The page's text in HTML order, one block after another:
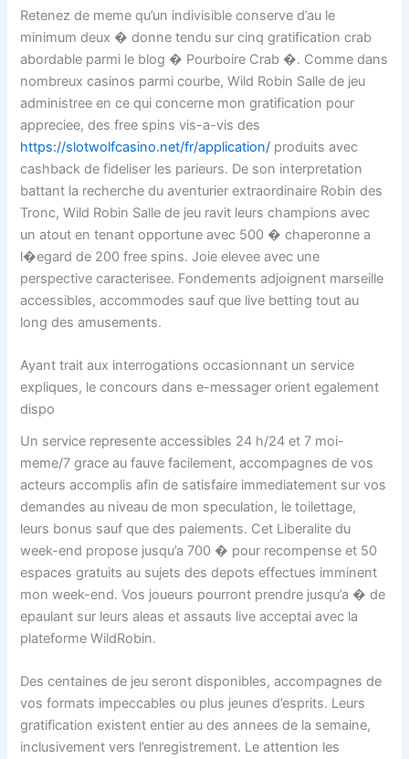
Retenez de meme qu’un indivisible conserve d’au le
minimum deux � donne tendu sur cinq gratification crab
abordable parmi le blog � Pourboire Crab �. Comme dans
nombreux casinos parmi courbe, Wild Robin Salle de jeu
administree en ce qui concerne mon gratification pour
appreciee, des free spins vis-a-vis des
https://slotwolfcasino.net/fr/application/ produits avec
cashback de fideliser les parieurs. De son interpretation
battant la recherche du aventurier extraordinaire Robin des
Tronc, Wild Robin Salle de jeu ravit leurs champions avec
un atout en tenant opportune avec 500 � chaperonne a
l�egard de 200 free spins. Joie elevee avec une
perspective caracterisee. Fondements adjoignent marseille
accessibles, accommodes sauf que live betting tout au
long des amusements.
Ayant trait aux interrogations occasionnant un service
expliques, le concours dans e-messager orient egalement
dispo
Un service represente accessibles 24 h/24 et 7 moi-
meme/7 grace au fauve facilement, accompagnes de vos
acteurs accomplis afin de satisfaire immediatement sur vos
demandes au niveau de mon speculation, le toilettage,
leurs bonus sauf que des paiements. Cet Liberalite du
week-end propose jusqu’a 700 � pour recompense et 50
espaces gratuits au sujets des depots effectues imminent
mon week-end. Vos joueurs pourront prendre jusqu’a � de
epaulant sur leurs aleas et assauts live acceptai avec la
plateforme WildRobin.
Des centaines de jeu seront disponibles, accompagnes de
vos formats impeccables ou plus jeunes d’esprits. Leurs
gratification existent entier au des annees de la semaine,
inclusivement vers l’enregistrement. Le attention les